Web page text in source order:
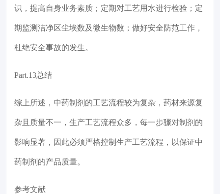
识，提高自身业务素质；定期对工艺用水进行检验；定
期监测洁净区尘埃数及微生物数；做好安全防范工作，
杜绝安全事故的发生。
Part.13总结
综上所述，中药制剂的工艺流程较为复杂，药材来源复
杂且质量不一，生产工艺流程众多，每一步骤对制剂的
影响显著，因此必须严格控制生产工艺流程，以保证中
药制剂的产品质量。
参考文献